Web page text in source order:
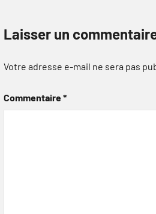
Laisser un
Votre adresse e-mail ne sera pas
Commentaire*